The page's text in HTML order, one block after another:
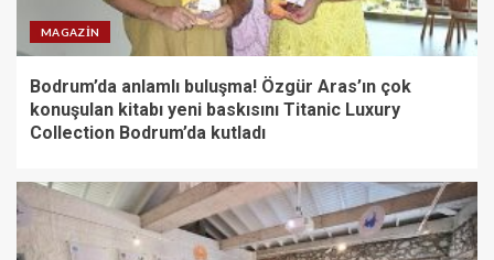
MAGAZIN
Bodrum’da anlamlı buluşma! Özgür Aras’ın çok
konuşulan kitabı yeni baskısını Titanic Luxury
Collection Bodrum’da kutladı